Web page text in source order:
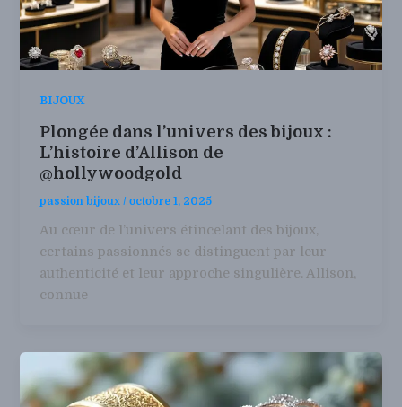
BIJOUX
Plongée dans l’univers des bijoux :
L’histoire d’Allison de
@hollywoodgold
passion bijoux/octobre 1, 2025
Au cœur de l’univers étincelant des bijoux,
certains passionnés se distinguent par leur
authenticité et leur approche singulière. Allison,
connue